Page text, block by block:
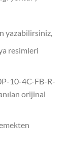
yazabilirsiniz,
resimleri
10-4C-FB-R-
orijinal